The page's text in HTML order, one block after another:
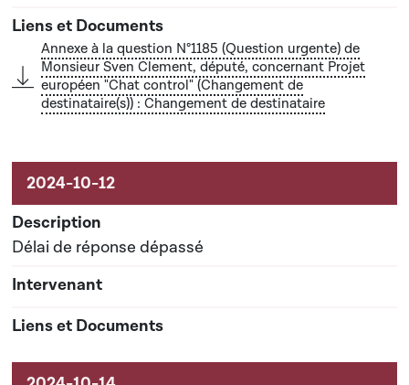
Annexe à la question N°1185 (Question urgente) de
Monsieur Sven Clement, député, concernant Projet
européen "Chat control" (Changement de
destinataire(s)) : Changement de destinataire
Délai de réponse dépassé